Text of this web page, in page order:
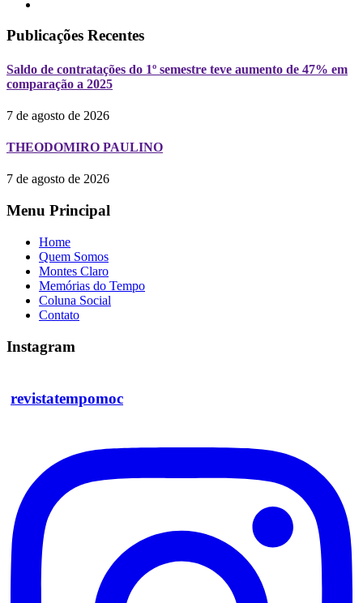
Publicações Recentes
Saldo de contratações do 1º semestre teve aumento de 47% em
comparação a 2025
7 de agosto de 2026
THEODOMIRO PAULINO
7 de agosto de 2026
Menu Principal
Home
Quem Somos
Montes Claro
Memórias do Tempo
Coluna Social
Contato
Instagram
revistatempomoc